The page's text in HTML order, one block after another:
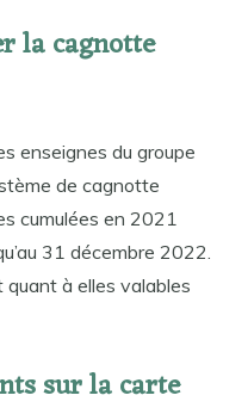
la cagnotte
enseignes du groupe
de cagnotte
cumulées en 2021
31 décembre 2022.
à elles valables
sur la carte